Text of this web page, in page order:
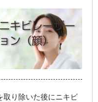
31,800円（税込）→
27,030円（税込）
25,700円（税込）→
21,850円（税込）
23,200円（税込）→
キビレーザー
ン（顔）
取り除いた後にニキビ